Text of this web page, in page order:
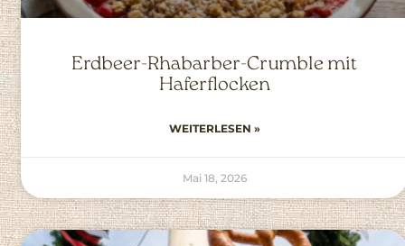
Erdbeer-Rhabarber-Crumble mit
Haferflocken
WEITERLESEN »
Mai 18, 2026